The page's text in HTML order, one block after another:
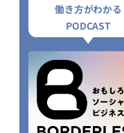
働き方がわかる
PODCAST